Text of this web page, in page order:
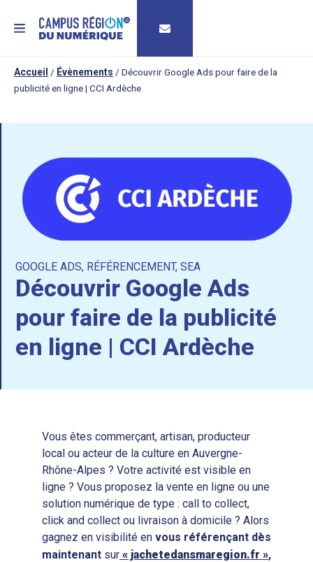
MENU
Accueil / Évènements / Découvrir Google Ads pour faire de la
publicité en ligne | CCI Ardèche
GOOGLE ADS, RÉFÉRENCEMENT, SEA
Découvrir Google Ads
pour faire de la publicité
en ligne | CCI Ardèche
Vous êtes commerçant, artisan, producteur
local ou acteur de la culture en Auvergne-
Rhône-Alpes ? Votre activité est visible en
ligne ? Vous proposez la vente en ligne ou une
solution numérique de type : call to collect,
click and collect ou livraison à domicile ? Alors
gagnez en visibilité en vous référençant dès
maintenant sur « jachetedansmaregion.fr »,